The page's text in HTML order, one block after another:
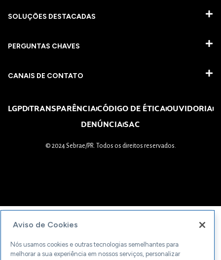
SOLUÇÕES DESTACADAS
PERGUNTAS CHAVES​
CANAIS DE CONTATO
LGPDTRANSPARÊNCIACÓDIGO DE ÉTICAOUVIDORIA
DENÚNCIASAC
© 2024 Sebrae/PR. Todos os direitos reservados.
Aviso de Cookies
Nós usamos cookies e outras tecnologias semelhantes para
melhorar a sua experiência em nossos serviços, personalizar